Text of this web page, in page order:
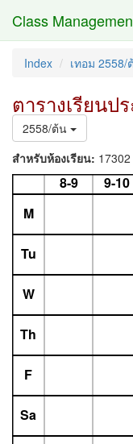
Class
Index เทอม 2558/
ตารางเรียนป
2558/ต้น
สำหรับห้องเรียน:
8-9 9-10
M
Tu
W
Th
F
Sa